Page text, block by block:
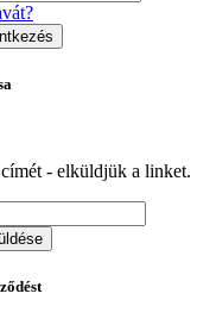
- elküldjük a linket.